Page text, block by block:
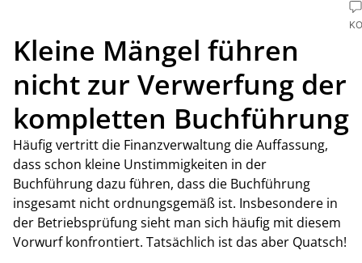
Kleine Mängel führen
nicht zur Verwerfung der
kompletten Buchführung
Häufig vertritt die Finanzverwaltung die Auffassung,
dass schon kleine Unstimmigkeiten in der
Buchführung dazu führen, dass die Buchführung
insgesamt nicht ordnungsgemäß ist. Insbesondere in
der Betriebsprüfung sieht man sich häufig mit diesem
Vorwurf konfrontiert. Tatsächlich ist das aber Quatsch!